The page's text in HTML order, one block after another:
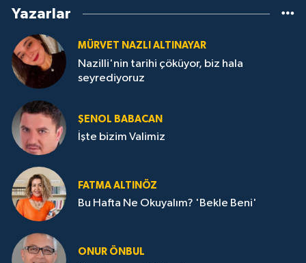
Yazarlar
MÜRVET NAZLI ALTINAYAR
Nazilli'nin tarihi çöküyor, biz hala
seyrediyoruz
ŞENOL BABACAN
İşte bizim Valimiz
FATMA ALTINÖZ
Bu Hafta Ne Okuyalım? 'Bekle Beni'
ONUR ÖNBUL